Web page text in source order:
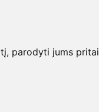
parodyti jums